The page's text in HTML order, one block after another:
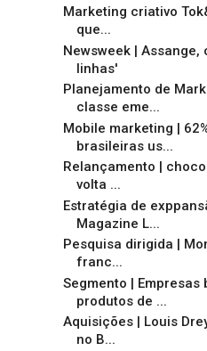
Marketing criativo
que...
Newsweek |
linhas'
Planejamento de
classe eme...
Mobile marketing |
brasileiras us...
Relançamento |
volta ...
Estratégia de
Magazine L...
Pesquisa dirigida |
franc...
Segmento |
produtos de ...
Aquisições | Louis
no B...